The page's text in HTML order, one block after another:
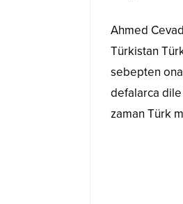
Ahmed
Türkistan
sebepten ona
defalarca dile
zaman Türk